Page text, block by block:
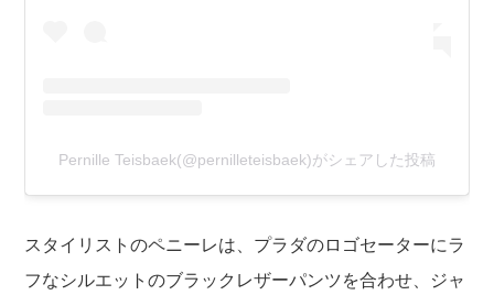
Pernille Teisbaek(@pernilleteisbaek)がシェアした投稿
スタイリストのペニーレは、プラダのロゴセーターにラ
フなシルエットのブラックレザーパンツを合わせ、ジャ